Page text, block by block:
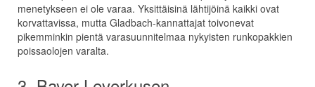
menetykseen ei ole varaa. Yksittäisinä lähtijöinä kaikki ovat
korvattavissa, mutta Gladbach-kannattajat toivonevat
pikemminkin pientä varasuunnitelmaa nykyisten runkopakkien
poissaolojen varalta.